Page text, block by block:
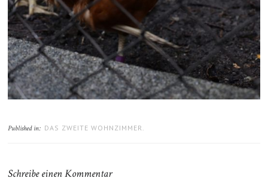
Published in: DAS ZWEITE WOHNZIMMER.
Schreibe einen Kommentar